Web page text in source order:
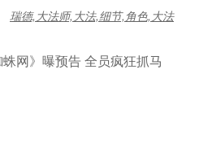
瑞德,大法师,大法,细节,角色,大法